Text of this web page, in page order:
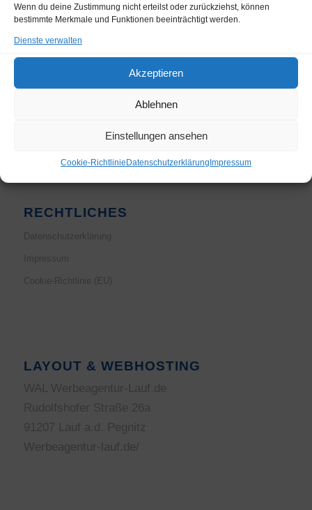
Wenn du deine Zustimmung nicht erteilst oder zurückziehst, können
bestimmte Merkmale und Funktionen beeinträchtigt werden.
Dienste verwalten
Akzeptieren
Ablehnen
Einstellungen ansehen
Cookie-Richtlinie Datenschutzerklärung Impressum
90552 Röthenbach a. d. Pegnitz
Tel. +49 (0) 911 – 98 20 77 01
Mobil +49 (0) 172 – 84 75 239
info(@)der-schnittpunkt.de
Vereinbaren Sie einfach einen Termin mit uns.
RECHTLICHES
Datenschutzerklärung
Impressum
Cookie-Richtlinie (EU)
LAYOUT & WEBHOSTING
Werbeagentur-lauf.de/